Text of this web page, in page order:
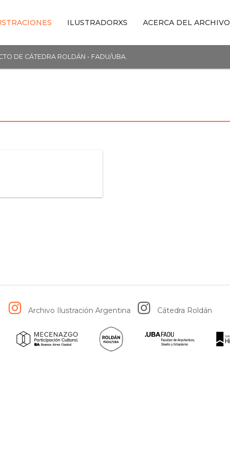
ILUSTRADORXS ACERCA DEL ARCHIVO
DE CÁTEDRA ROLDÁN - FADU/UBA.
Archivo Ilustración Argentina Cátedra Roldán